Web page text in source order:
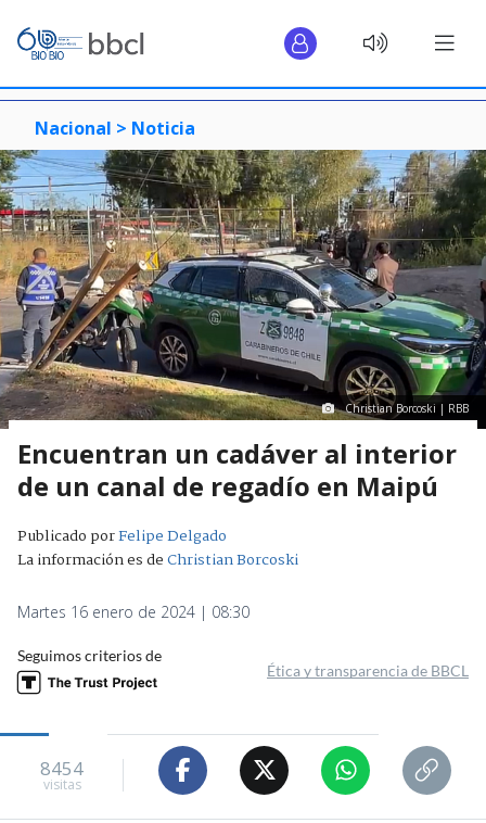
Nacional > Noticia
Christian Borcoski | RBB
Encuentran un cadáver al interior
de un canal de regadío en Maipú
Publicado porFelipe Delgado
La información es deChristian Borcoski
Martes 16 enero de 2024 | 08:30
Seguimos criterios de
Ética y transparencia de BBCL
8454
visitas